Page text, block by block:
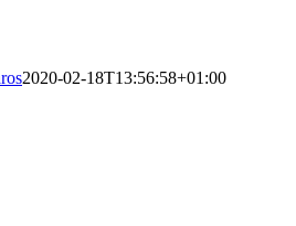
2020-02-18T13:56:58+01:00